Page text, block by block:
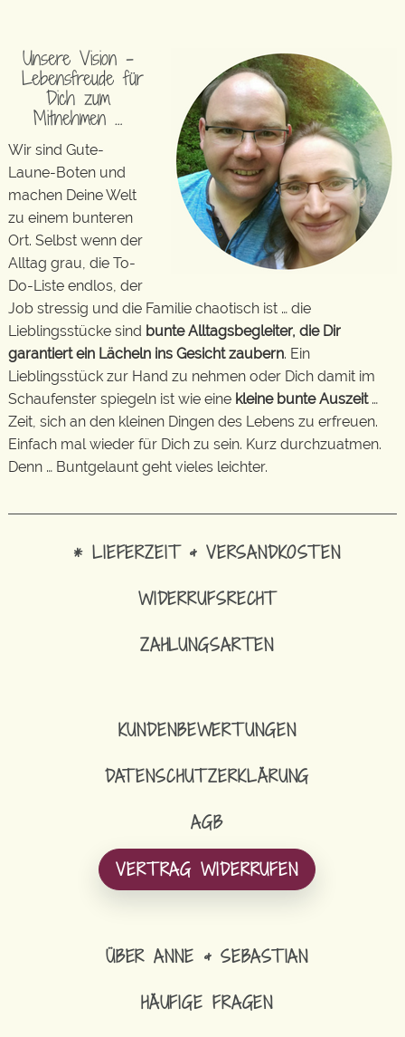
Unsere Vision –
Lebensfreude für
Dich zum
Mitnehmen …
Wir sind Gute-
Laune-Boten und
machen Deine Welt
zu einem bunteren
Ort. Selbst wenn der
Alltag grau, die To-
Do-Liste endlos, der
Job stressig und die Familie chaotisch ist … die
Lieblingsstücke sind bunte Alltagsbegleiter, die Dir
garantiert ein Lächeln ins Gesicht zaubern. Ein
Lieblingsstück zur Hand zu nehmen oder Dich damit im
Schaufenster spiegeln ist wie eine kleine bunte Auszeit…
Zeit, sich an den kleinen Dingen des Lebens zu erfreuen.
Einfach mal wieder für Dich zu sein. Kurz durchzuatmen.
Denn … Buntgelaunt geht vieles leichter.
* LIEFERZEIT & VERSANDKOSTEN
WIDERRUFSRECHT
ZAHLUNGSARTEN
KUNDENBEWERTUNGEN
DATENSCHUTZERKLÄRUNG
AGB
VERTRAG WIDERRUFEN
ÜBER ANNE & SEBASTIAN
HÄUFIGE FRAGEN